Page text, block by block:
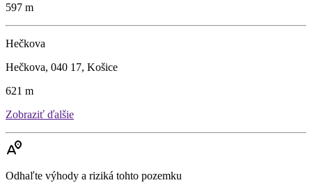
597 m
Hečkova
Hečkova, 040 17, Košice
621 m
Zobraziť ďalšie
Odhaľte výhody a riziká tohto pozemku